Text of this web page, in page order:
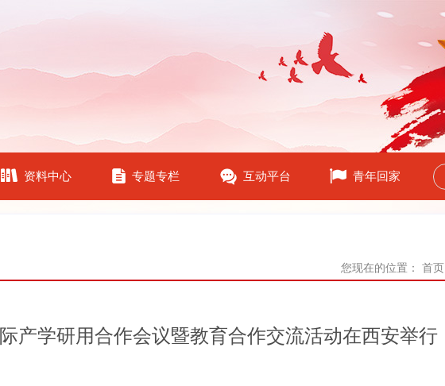
资料中心 专题专栏 互动平台 青年回家
您现在的位置： 首页
产学研用合作会议暨教育合作交流活动在西安举行